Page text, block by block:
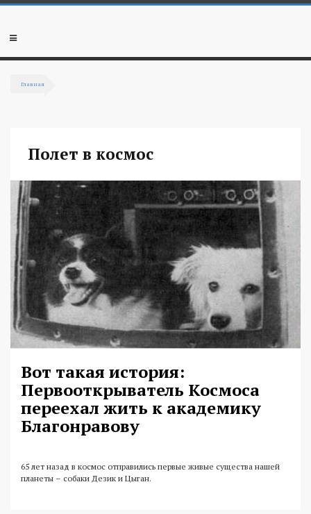
Перейти к основному содержанию
Мобильное
Главная
Полет в космос
Вот такая история:
Первооткрыватель Космоса
переехал жить к академику
Благонравову
65 лет назад в космос отправились первые живые существа нашей
планеты – собаки Дезик и Цыган.